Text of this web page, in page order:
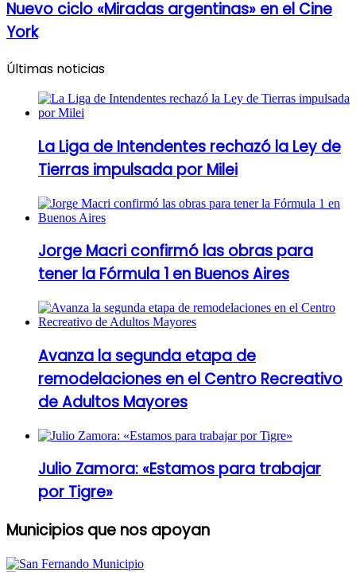
Nuevo ciclo «Miradas argentinas» en el Cine
York
Últimas noticias
La Liga de Intendentes rechazó la Ley de
Tierras impulsada por Milei
Jorge Macri confirmó las obras para
tener la Fórmula 1 en Buenos Aires
Avanza la segunda etapa de
remodelaciones en el Centro Recreativo
de Adultos Mayores
Julio Zamora: «Estamos para trabajar
por Tigre»
Municipios que nos apoyan